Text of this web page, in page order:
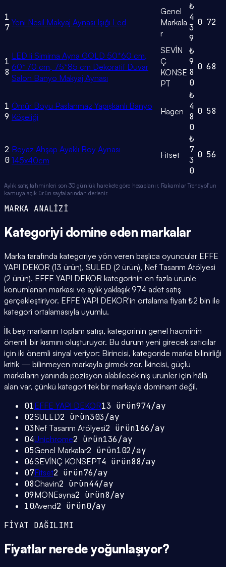
1
7 Yeni Nesil Makyaj Aynası Işığı Led
Genel
Markala
r
₺
4
3
9
0 72
1
8
LED li Simirna Ayna GOLD 50*60 cm,
60*70 cm, 75*85 cm Dekoratif Duvar
Salon Banyo Makyaj Aynası
SEVİN
Ç
KONSE
PT
₺
9
8
0
0 68
1
9
Ömür Boyu Paslanmaz Yapışkanlı Banyo
Köşeliği
Hagen
₺
4
8
0
0 58
2
0
Beyaz Ahşap Ayaklı Boy Aynası
145x40cm
Fitset
₺
7
3
0
0 56
Aylık satış tahminleri son 30 günlük harekete göre hesaplanır. Rakamlar Trendyol'un
kamuya açık ürün sayfalarından derlenir.
MARKA ANALİZİ
Kategoriyi domine eden markalar
Marka tarafında kategoriye yön veren başlıca oyuncular EFFE
YAPI DEKOR (13 ürün), SULED (2 ürün), Nef Tasarım Atölyesi
(2 ürün). EFFE YAPI DEKOR kategorinin en fazla ürünle
konumlanan markası ve aylık yaklaşık 974 adet satış
gerçekleştiriyor. EFFE YAPI DEKOR'in ortalama fiyatı ₺2 bin ile
kategori ortalamasıyla uyumlu.
İlk beş markanın toplam satışı, kategorinin genel hacminin
önemli bir kısmını oluşturuyor. Bu durum yeni girecek satıcılar
için iki önemli sinyal veriyor: Birincisi, kategoride marka bilinirliği
kritik — bilinmeyen markayla girmek zor. İkincisi, güçlü
markaların yanında pozisyon alabilecek niş ürünler için hâlâ
alan var, çünkü kategori tek bir markayla dominant değil.
01EFFE YAPI DEKOR13 ürün974/ay
02SULED2 ürün303/ay
03Nef Tasarım Atölyesi2 ürün166/ay
04Unichrome2 ürün136/ay
05Genel Markalar2 ürün102/ay
06SEVİNÇ KONSEPT4 ürün88/ay
07Fitset2 ürün76/ay
08Chavin2 ürün44/ay
09MONEayna2 ürün8/ay
10Avend2 ürün0/ay
FİYAT DAĞILIMI
Fiyatlar nerede yoğunlaşıyor?